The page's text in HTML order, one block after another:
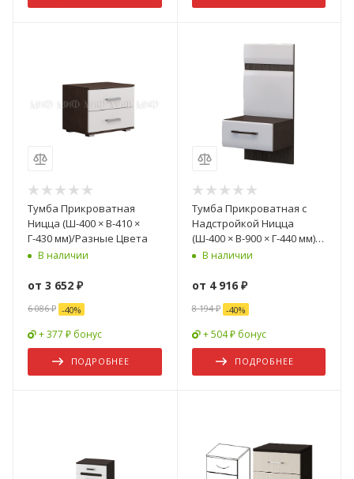
Тумба Прикроватная
Ницца (Ш-400 × В-410 ×
Г-430 мм)/Разные Цвета
В наличии
от 3 652 ₽
6 086 ₽ -40%
+ 377 ₽ бонус
ПОДРОБНЕЕ
Тумба Прикроватная с
Надстройкой Ницца
(Ш-400 × В-900 × Г-440 мм)/
Разные Цвета
В наличии
от 4 916 ₽
8 194 ₽ -40%
+ 504 ₽ бонус
ПОДРОБНЕЕ